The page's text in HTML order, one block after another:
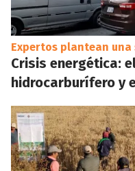
Expertos plantean
Crisis energética:
hidrocarburífero y